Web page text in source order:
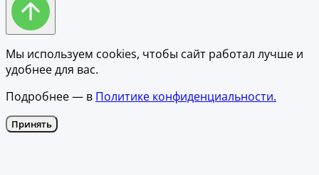
Мы используем cookies, чтобы сайт работал лучше и
удобнее для вас.
Подробнее — в Политике конфиденциальности.
Принять